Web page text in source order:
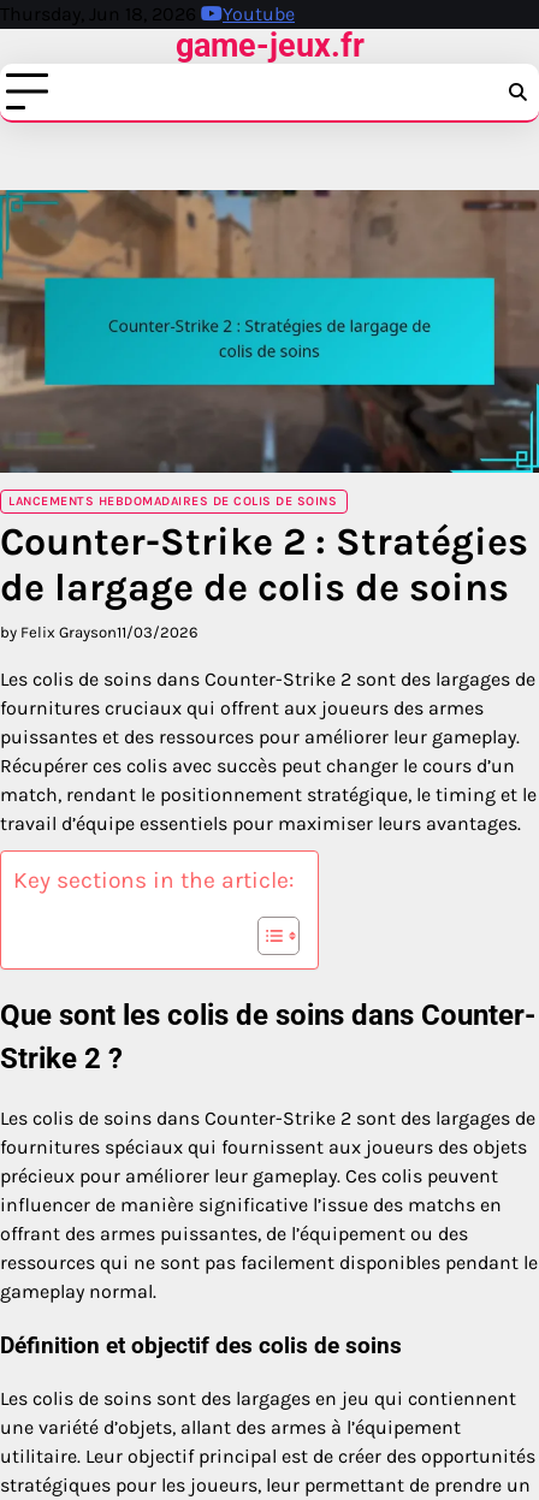
Skip
content
Thursday, Jun 18, 2026 Youtube
game-jeux.fr
LANCEMENTS HEBDOMADAIRES DE COLIS DE SOINS
Counter-Strike 2 : Stratégies
de largage de colis de soins
by Felix Grayson11/03/2026
Les colis de soins dans Counter-Strike 2 sont des largages de
fournitures cruciaux qui offrent aux joueurs des armes
puissantes et des ressources pour améliorer leur gameplay.
Récupérer ces colis avec succès peut changer le cours d’un
match, rendant le positionnement stratégique, le timing et le
travail d’équipe essentiels pour maximiser leurs avantages.
Key sections in the article:
Que sont les colis de soins dans Counter-
Strike 2 ?
Les colis de soins dans Counter-Strike 2 sont des largages de
fournitures spéciaux qui fournissent aux joueurs des objets
précieux pour améliorer leur gameplay. Ces colis peuvent
influencer de manière significative l’issue des matchs en
offrant des armes puissantes, de l’équipement ou des
ressources qui ne sont pas facilement disponibles pendant le
gameplay normal.
Définition et objectif des colis de soins
Les colis de soins sont des largages en jeu qui contiennent
une variété d’objets, allant des armes à l’équipement
utilitaire. Leur objectif principal est de créer des opportunités
stratégiques pour les joueurs, leur permettant de prendre un